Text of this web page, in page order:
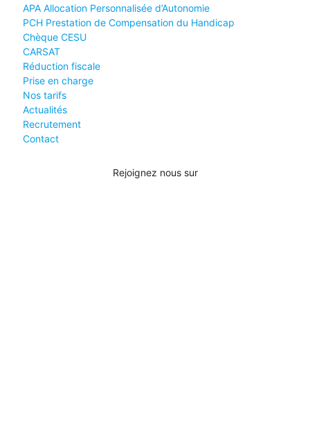
APA Allocation Personnalisée d’Autonomie
PCH Prestation de Compensation du Handicap
Chèque CESU
CARSAT
Réduction fiscale
Prise en charge
Nos tarifs
Actualités
Recrutement
Contact
Rejoignez nous sur